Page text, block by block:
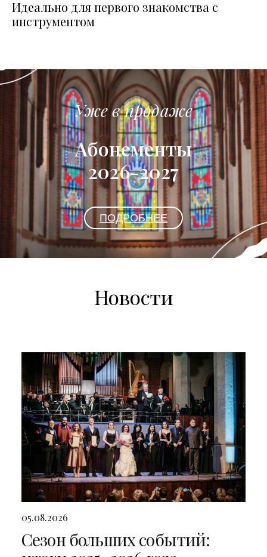
Идеально для первого знакомства с
инструментом
Уже в продаже
Абонементы
2026-2027
ПОДРОБНЕЕ
Новости
05.08.2026
Сезон больших событий: